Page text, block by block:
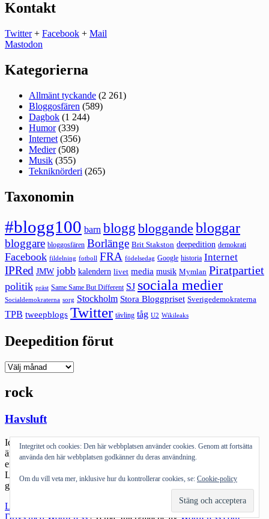
Kontakt
Twitter+ Facebook + Mail
Mastodon
Kategorierna
Allmänt tyckande (2 261)
Bloggosfären (589)
Dagbok (1 244)
Humor(339)
Internet (356)
Medier(508)
Musik (355)
Tekniknörderi (265)
Taxonomin
#blogg100 barn blogg bloggande bloggar
bloggare bloggosfären Borlänge Brit Stakston deepedition demokrati
Facebook fildelning fotboll FRA födelsedag Google historia Internet
IPRed JMW jobb kalendern livet media musik Mymlan Piratpartiet
politik präst Same Same But Different SJ sociala medier
Socialdemokraterna sorg Stockholm Stora Bloggpriset Sverigedemokraterna
TPB tweepblogs Twitter tävling tåg U2 Wikileaks
Deepedition förut
Deepedition
rock
Havsluft
Idag släppte Spotify en uppdatering och då började tjänsten att bli
ännu mer värdefull – den kan nu scrobbla till Last.fm dvs. det finns
en social dimension att använda Spotify. Smart att använda sig av
Last.fm som ju redan används av rätt många. Hittar mig gör ni
genom att söka ”deeped”. Självklart skapades det en […]
Läs mer
Drivs med WordPress |Tema: Intergalactic avWordPress.com.
Integritet och cookies: Den här webbplatsen använder cookies. Genom att fortsätta
använda den här webbplatsen godkänner du deras användning.
Om du vill veta mer, inklusive hur du kontrollerar cookies, se: Cookie-policy